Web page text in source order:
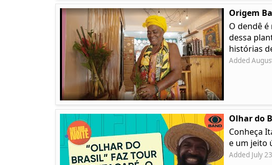
Origem
O dendê
dessa
histórias
Added
Olhar do
Conheça
e um jeito
Added July